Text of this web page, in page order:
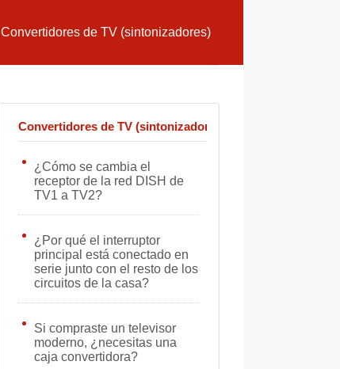
Convertidores de TV (sintonizadores)
Convertidores de TV (sintonizadores)
¿Cómo se cambia el
receptor de la red DISH de
TV1 a TV2?
¿Por qué el interruptor
principal está conectado en
serie junto con el resto de los
circuitos de la casa?
Si compraste un televisor
moderno, ¿necesitas una
caja convertidora?